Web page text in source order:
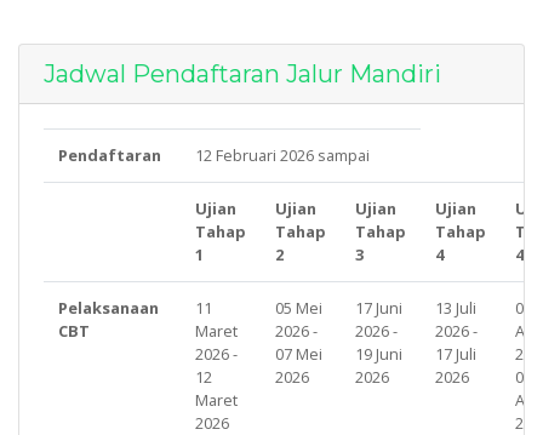
Jadwal Pendaftaran Jalur Mandiri
Pendaftaran 12 Februari 2026 sampai
Ujian
Tahap
1
Ujian
Tahap
2
Ujian
Tahap
3
Ujian
Tahap
4
4.2
Pelaksanaan
CBT
11
Maret
2026 -
12
Maret
2026
05 Mei
2026 -
07 Mei
2026
17 Juni
2026 -
19 Juni
2026
13 Juli
2026 -
17 Juli
2026
03
05